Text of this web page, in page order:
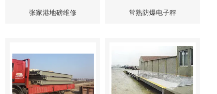
张家港地磅维修 常熟防爆电子秤